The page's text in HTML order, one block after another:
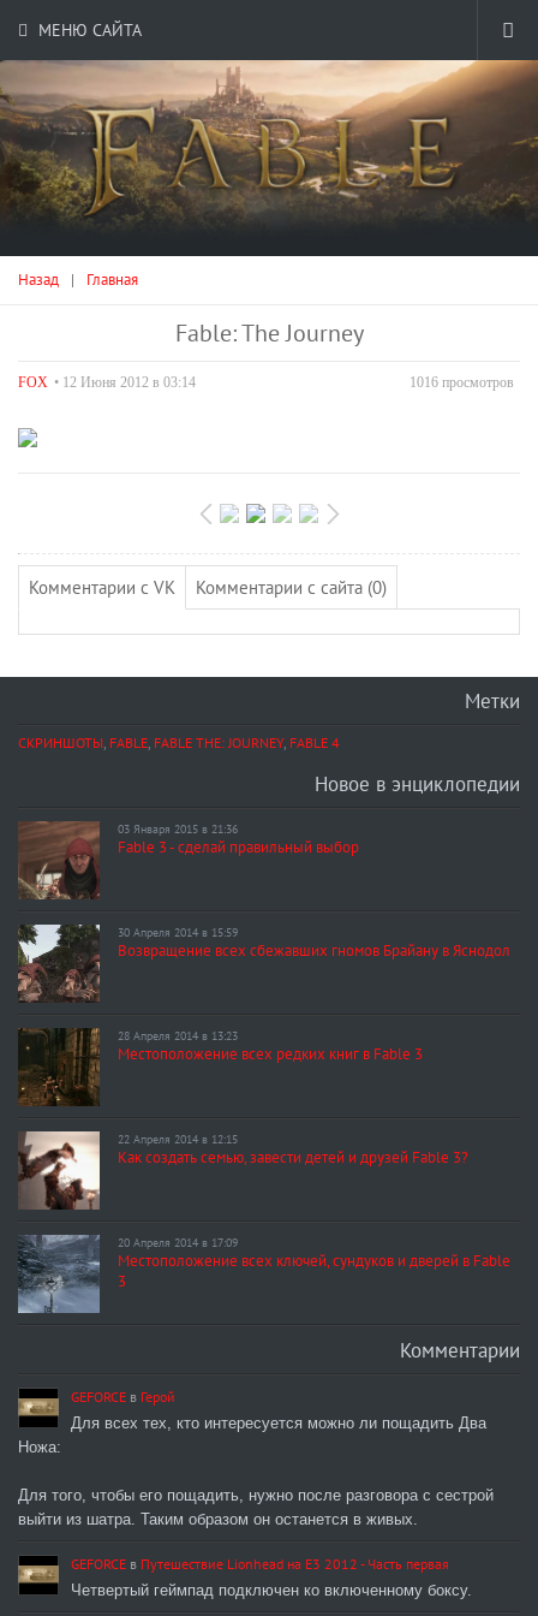
МЕНЮ САЙТА
Назад | Главная
Fable: The Journey
FOX • 12 Июня 2012 в 03:14 1016 просмотров
Комментарии с VK Комментарии с сайта (0)
Метки
СКРИНШОТЫ FABLE FABLE THE: JOURNEY, FABLE 4
Новое в энциклопедии
03 Января 2015 в 21:36
Fable 3 - сделай правильный выбор
30 Апреля 2014 в 15:59
Возвращение всех сбежавших гномов Брайану в Яснодол
28 Апреля 2014 в 13:23
Местоположение всех редких книг в Fable 3
22 Апреля 2014 в 12:15
Как создать семью, завести детей и друзей Fable 3?
20 Апреля 2014 в 17:09
Местоположение всех ключей, сундуков и дверей в Fable
3
Комментарии
GEFORCE в Герой
Для всех тех, кто интересуется можно ли пощадить Два
Ножа:
Для того, чтобы его пощадить, нужно после разговора с сестрой
выйти из шатра. Таким образом он останется в живых.
GEFORCE в Путешествие Lionhead на E3 2012 - Часть первая
Четвертый геймпад подключен ко включенному боксу.